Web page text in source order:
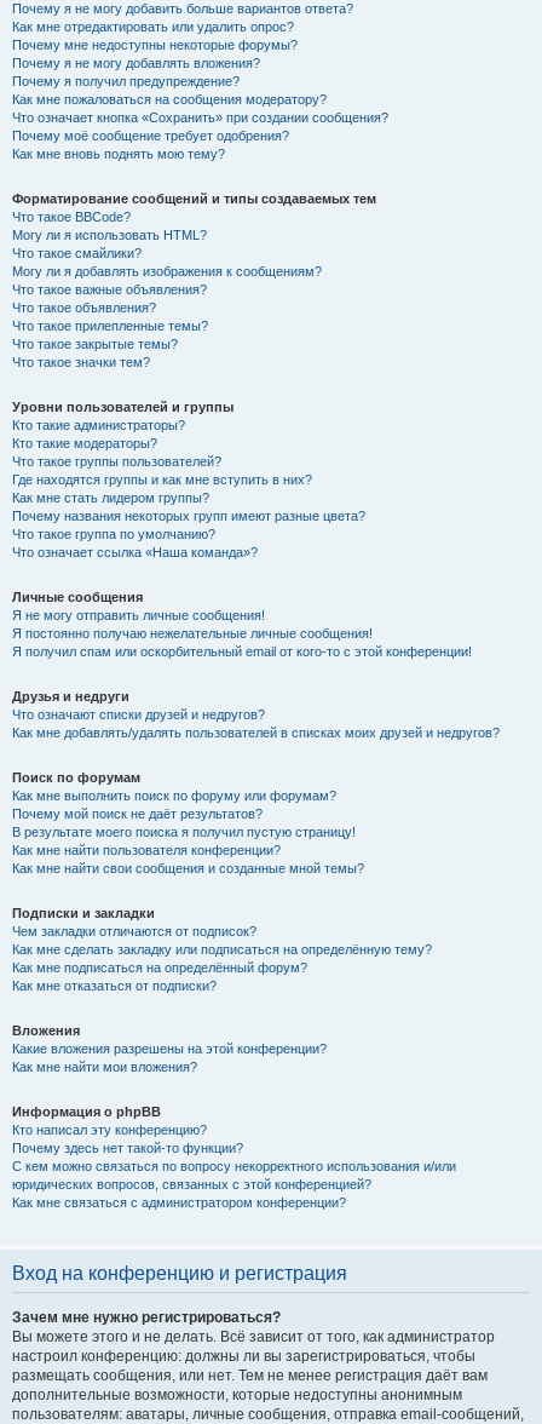
Почему я не могу добавить больше вариантов ответа?
Как мне отредактировать или удалить опрос?
Почему мне недоступны некоторые форумы?
Почему я не могу добавлять вложения?
Почему я получил предупреждение?
Как мне пожаловаться на сообщения модератору?
Что означает кнопка «Сохранить» при создании сообщения?
Почему моё сообщение требует одобрения?
Как мне вновь поднять мою тему?
Форматирование сообщений и типы создаваемых тем
Что такое BBCode?
Могу ли я использовать HTML?
Что такое смайлики?
Могу ли я добавлять изображения к сообщениям?
Что такое важные объявления?
Что такое объявления?
Что такое прилепленные темы?
Что такое закрытые темы?
Что такое значки тем?
Уровни пользователей и группы
Кто такие администраторы?
Кто такие модераторы?
Что такое группы пользователей?
Где находятся группы и как мне вступить в них?
Как мне стать лидером группы?
Почему названия некоторых групп имеют разные цвета?
Что такое группа по умолчанию?
Что означает ссылка «Наша команда»?
Личные сообщения
Я не могу отправить личные сообщения!
Я постоянно получаю нежелательные личные сообщения!
Я получил спам или оскорбительный email от кого-то с этой конференции!
Друзья и недруги
Что означают списки друзей и недругов?
Как мне добавлять/удалять пользователей в списках моих друзей и недругов?
Поиск по форумам
Как мне выполнить поиск по форуму или форумам?
Почему мой поиск не даёт результатов?
В результате моего поиска я получил пустую страницу!
Как мне найти пользователя конференции?
Как мне найти свои сообщения и созданные мной темы?
Подписки и закладки
Чем закладки отличаются от подписок?
Как мне сделать закладку или подписаться на определённую тему?
Как мне подписаться на определённый форум?
Как мне отказаться от подписки?
Вложения
Какие вложения разрешены на этой конференции?
Как мне найти мои вложения?
Информация о phpBB
Кто написал эту конференцию?
Почему здесь нет такой-то функции?
С кем можно связаться по вопросу некорректного использования и/или
юридических вопросов, связанных с этой конференцией?
Как мне связаться с администратором конференции?
Вход на конференцию и регистрация
Зачем мне нужно регистрироваться?
Вы можете этого и не делать. Всё зависит от того, как администратор
настроил конференцию: должны ли вы зарегистрироваться, чтобы
размещать сообщения, или нет. Тем не менее регистрация даёт вам
дополнительные возможности, которые недоступны анонимным
пользователям: аватары, личные сообщения, отправка email-сообщений,